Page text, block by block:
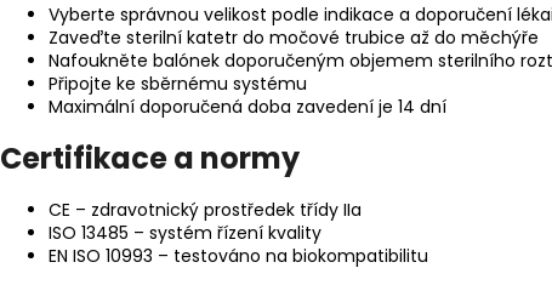
Vyberte správnou velikost podle indikace a doporučení
Zaveďte sterilní katetr do močové trubice až do měchýře
Nafoukněte balónek doporučeným objemem sterilního
Připojte ke sběrnému systému
Maximální doporučená doba zavedení je 14 dní
Certifikace a normy
CE – zdravotnický prostředek třídy IIa
ISO 13485 – systém řízení kvality
EN ISO 10993 – testováno na biokompatibilitu